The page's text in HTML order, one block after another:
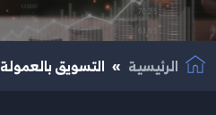
الرئيسية التسويق بالعمولة